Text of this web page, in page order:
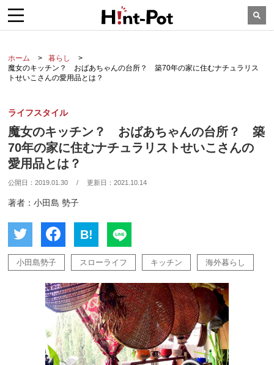
ホーム
暮らし
魔女のキッチン？ おばあちゃんの台所？ 築70年の家に住むナチュラリス
トせいこさんの愛用品とは？
ライフスタイル
魔女のキッチン？ おばあちゃんの台所？ 築
70年の家に住むナチュラリストせいこさんの
愛用品とは？
公開日：2019.01.30 / 更新日：2021.10.14
著者：小田島 勢子
B!
小田島勢子 スローライフ キッチン 海外暮らし